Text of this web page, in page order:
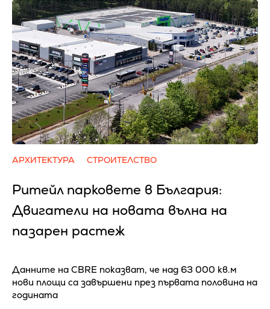
АРХИТЕКТУРА СТРОИТЕЛСТВО
Ритейл парковете в България:
Двигатели на новата вълна на
пазарен растеж
Данните на CBRE показват, че над 63 000 кв.м
нови площи са завършени през първата половина на
годината